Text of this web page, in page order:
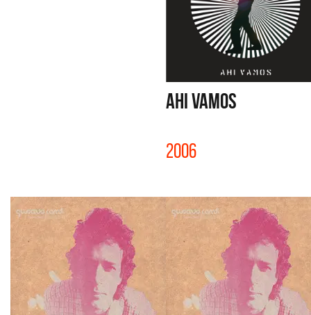
AHI VAMOS
2006